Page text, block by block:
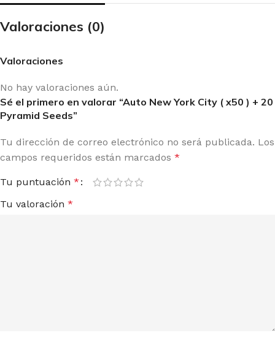
Valoraciones (0)
Valoraciones
No hay valoraciones aún.
Sé el primero en valorar “Auto New York City ( x50 ) + 20
Pyramid Seeds”
Tu dirección de correo electrónico no será publicada. Los
campos requeridos están marcados *
Tu puntuación *
Tu valoración *